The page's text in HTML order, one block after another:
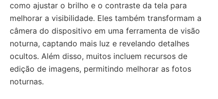
como ajustar o brilho e o contraste da tela para
melhorar a visibilidade. Eles também transformam a
câmera do dispositivo em uma ferramenta de visão
noturna, captando mais luz e revelando detalhes
ocultos. Além disso, muitos incluem recursos de
edição de imagens, permitindo melhorar as fotos
noturnas.